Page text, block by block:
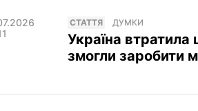
СТАТТЯ ДУМКИ
Україна
змогли заробити